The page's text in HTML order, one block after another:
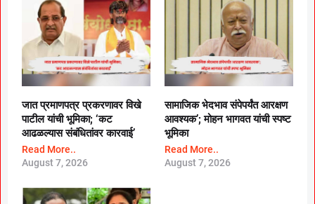
जात प्रमाणपत्र प्रकरणावर विखे
पाटील यांची भूमिका; ‘कट
आढळल्यास संबंधितांवर कारवाई’
Read More..
August 7, 2026
सामाजिक भेदभाव संपेपर्यंत आरक्षण
आवश्यक’; मोहन भागवत यांची स्पष्ट
भूमिका
Read More..
August 7, 2026